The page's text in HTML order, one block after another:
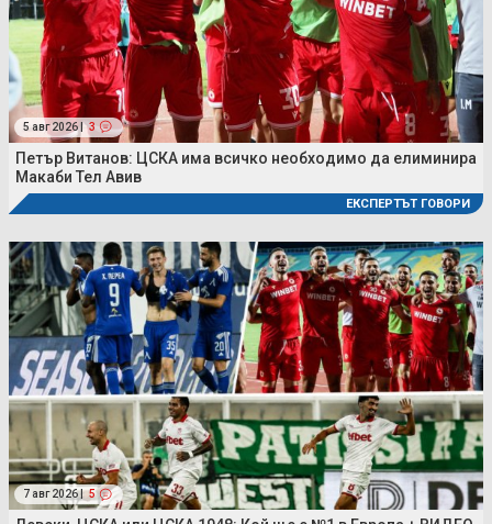
5 авг 2026 | 3
Петър Витанов: ЦСКА има всичко необходимо да елиминира
Макаби Тел Авив
ЕКСПЕРТЪТ ГОВОРИ
7 авг 2026 | 5